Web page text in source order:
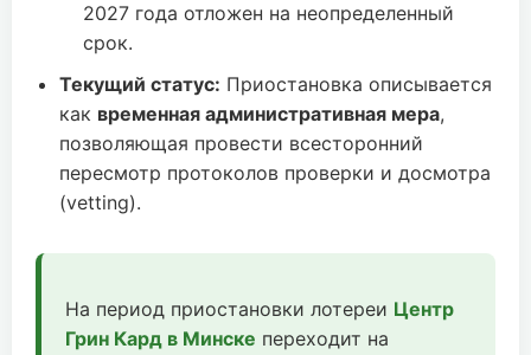
2027 года отложен на неопределенный
срок.
Текущий статус: Приостановка описывается
как временная административная мера,
позволяющая провести всесторонний
пересмотр протоколов проверки и досмотра
(vetting).
На период приостановки лотереи Центр
Грин Кард в Минске переходит на